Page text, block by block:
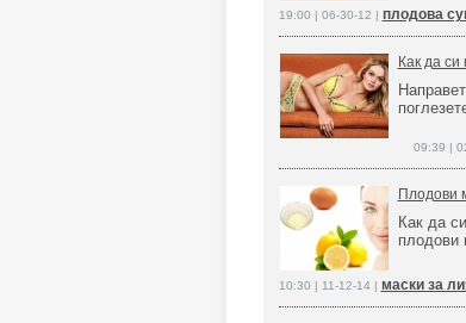
19:00 | 06-30-12 | плодова
Как да
09:39 |
Плодови
Как да
плодови
10:30 | 11-12-14 | маски за